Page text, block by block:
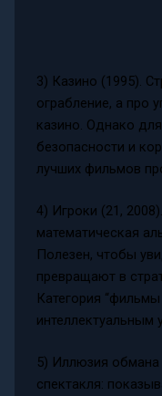
3) Казино (1995).
ограбление, а про
казино. Однако
безопасности и
лучших фильмов
4) Игроки (21,
математическая
Полезен, чтобы
превращают в
Категория
интеллектуальным
5) Иллюзия обмана
спектакля: